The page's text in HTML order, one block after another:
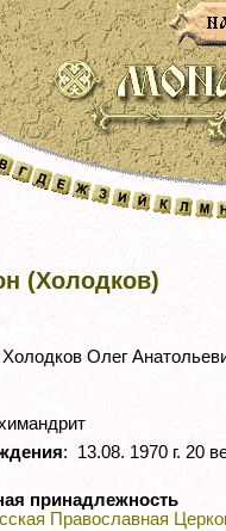
(Холодков)
Холодков Олег
: 13.08. 1970 г. 20
принадлежность
Православная